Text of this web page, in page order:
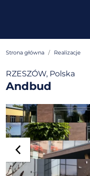
Strona główna Realizacje
RZESZÓW, Polska
Andbud